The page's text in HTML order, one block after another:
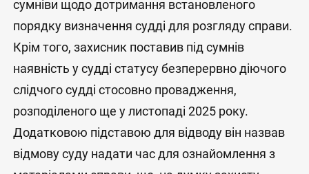
сумніви щодо дотримання встановленого
порядку визначення судді для розгляду справи.
Крім того, захисник поставив під сумнів
наявність у судді статусу безперервно діючого
слідчого судді стосовно провадження,
розподіленого ще у листопаді 2025 року.
Додатковою підставою для відводу він назвав
відмову суду надати час для ознайомлення з